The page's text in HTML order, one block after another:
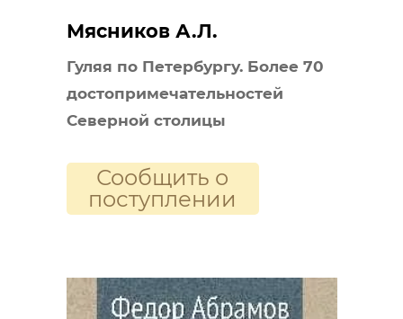
Мясников А.Л.
Гуляя по Петербургу. Более 70
достопримечательностей
Северной столицы
Сообщить о
поступлении